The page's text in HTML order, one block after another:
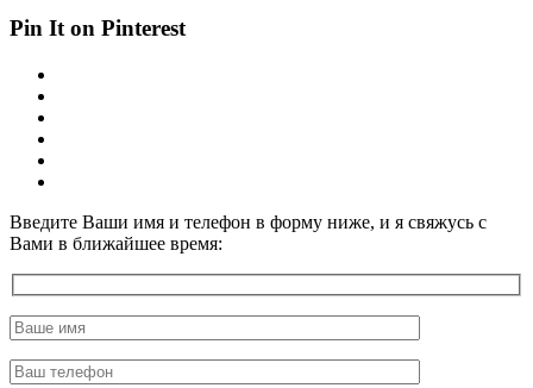
Pin It on Pinterest
Введите Ваши имя и телефон в форму ниже, и я свяжусь с
Вами в ближайшее время: